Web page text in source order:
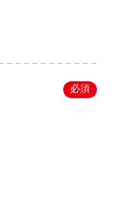
必須